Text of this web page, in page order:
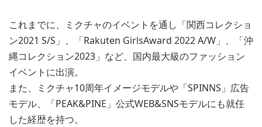
これまでに、ミクチャのイベントを通し「関西コレクショ
ン2021 S/S」、「Rakuten GirlsAward 2022 A/W」、「沖
縄コレクション2023」など、国内最大級のファッション
イベントに出演。
また、ミクチャ10周年イメージモデルや「SPINNS」広告
モデル、「PEAK&PINE」公式WEB&SNSモデルにも就任
した経歴を持つ。